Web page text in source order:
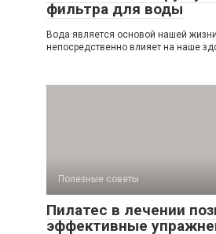
фильтра для воды
Вода является основой нашей
непосредственно влияет на наше
Полезные советы
Пилатес в лечении
эффективные